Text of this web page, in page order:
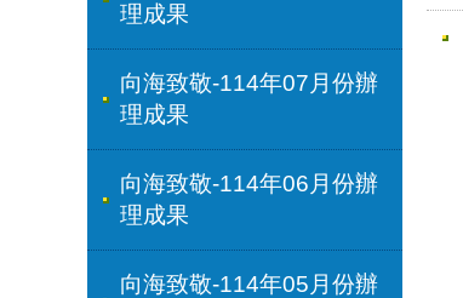
理成果
向海致敬-114年07月份辦
理成果
向海致敬-114年06月份辦
理成果
向海致敬-114年05月份辦